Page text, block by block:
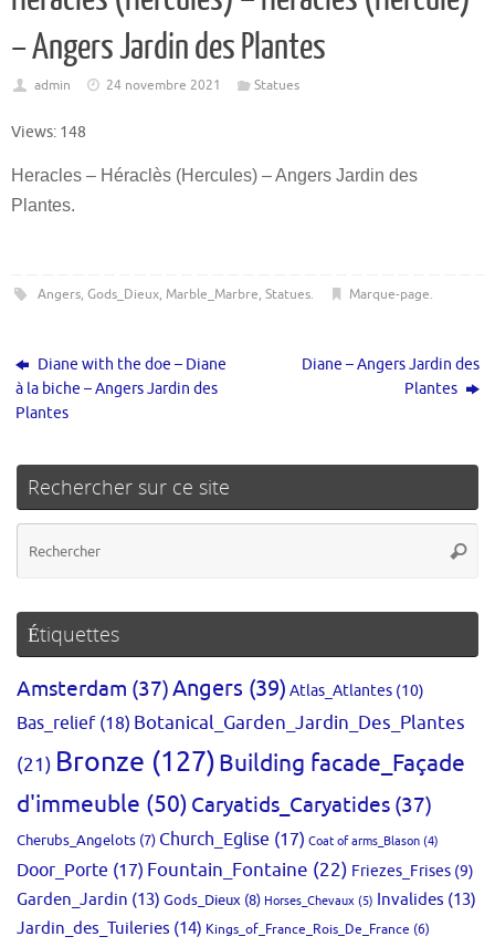
– Angers Jardin des Plantes
admin 24 novembre 2021 Statues
Views: 148
Heracles – Héraclès (Hercules) – Angers Jardin des
Plantes.
Angers, Gods_Dieux, Marble_Marbre, Statues. Marque-page.
Diane with the doe – Diane
à la biche – Angers Jardin des
Plantes
Diane – Angers Jardin des
Plantes
Rechercher sur ce site
Étiquettes
Amsterdam (37)Angers (39) Atlas_Atlantes (10)
Bas_relief(18) Botanical_Garden_Jardin_Des_Plantes
(21) Bronze (127)Building facade_Façade
d'immeuble (50) Caryatids_Caryatides (37)
Cherubs_Angelots (7) Church_Eglise (17) Coat of arms_Blason (4)
Door_Porte (17) Fountain_Fontaine (22) Friezes_Frises (9)
Garden_Jardin (13) Gods_Dieux (8) Horses_Chevaux (5) Invalides (13)
Jardin_des_Tuileries (14) Kings_of_France_Rois_De_France (6)